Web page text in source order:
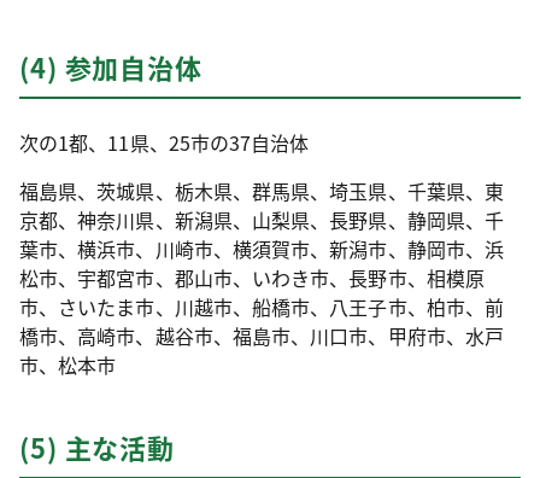
(4) 参加自治体
次の1都、11県、25市の37自治体
福島県、茨城県、栃木県、群馬県、埼玉県、千葉県、東
京都、神奈川県、新潟県、山梨県、長野県、静岡県、千
葉市、横浜市、川崎市、横須賀市、新潟市、静岡市、浜
松市、宇都宮市、郡山市、いわき市、長野市、相模原
市、さいたま市、川越市、船橋市、八王子市、柏市、前
橋市、高崎市、越谷市、福島市、川口市、甲府市、水戸
市、松本市
(5) 主な活動